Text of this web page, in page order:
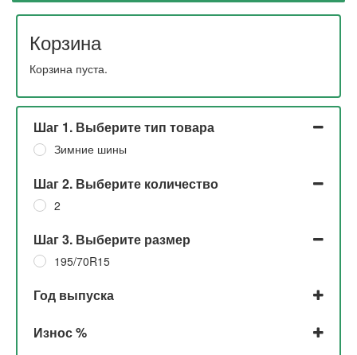
Корзина
Корзина пуста.
Шаг 1. Выберите тип товара
Зимние шины
Шаг 2. Выберите количество
2
Шаг 3. Выберите размер
195/70R15
Год выпуска
Износ %